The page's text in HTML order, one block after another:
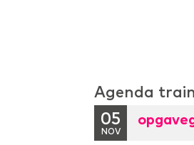
Agenda
05
NOV